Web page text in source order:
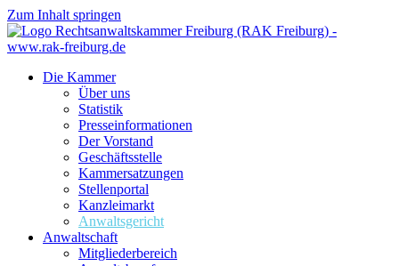
Zum Inhalt springen
Die Kammer
Über uns
Statistik
Presseinformationen
Der Vorstand
Geschäftsstelle
Kammersatzungen
Stellenportal
Kanzleimarkt
Anwaltsgericht
Anwaltschaft
Mitgliederbereich